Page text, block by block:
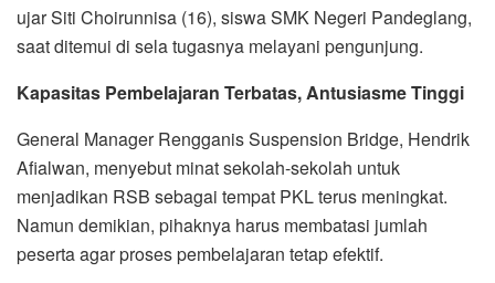
ujar Siti Choirunnisa (16), siswa SMK Negeri Pandeglang,
saat ditemui di sela tugasnya melayani pengunjung.
Kapasitas Pembelajaran Terbatas, Antusiasme Tinggi
General Manager Rengganis Suspension Bridge, Hendrik
Afialwan, menyebut minat sekolah-sekolah untuk
menjadikan RSB sebagai tempat PKL terus meningkat.
Namun demikian, pihaknya harus membatasi jumlah
peserta agar proses pembelajaran tetap efektif.